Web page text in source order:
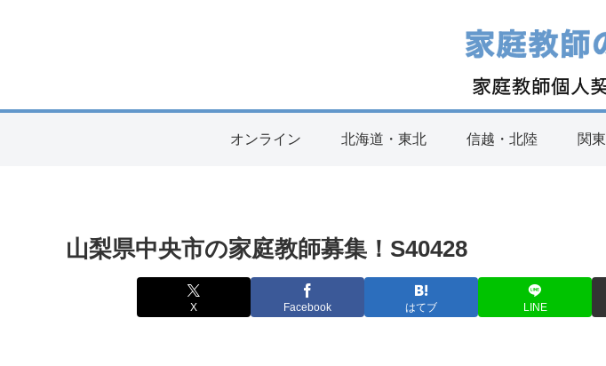
オンライン 北海道・東北 信越・北陸 関東
山梨県中央市の家庭教師募集！S40428
X Facebook はてブ LINE